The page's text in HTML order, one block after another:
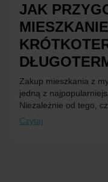
JAK
Zakup mieszkania z
jedną z
Niezależnie od tego,
Czytaj